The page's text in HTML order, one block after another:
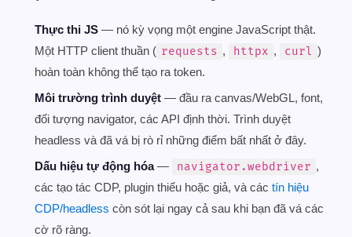
Thực thi JS — nó kỳ vọng một engine JavaScript thật.
Một HTTP client thuần ( requests , httpx , curl )
hoàn toàn không thể tạo ra token.
Môi trường trình duyệt — đầu ra canvas/WebGL, font,
đối tượng navigator, các API định thời. Trình duyệt
headless và đã vá bị rò rỉ những điểm bất nhất ở đây.
Dấu hiệu tự động hóa— navigator.webdriver ,
các tạo tác CDP, plugin thiếu hoặc giả, và các tín hiệu
CDP/headless còn sót lại ngay cả sau khi bạn đã vá các
cờ rõ ràng.